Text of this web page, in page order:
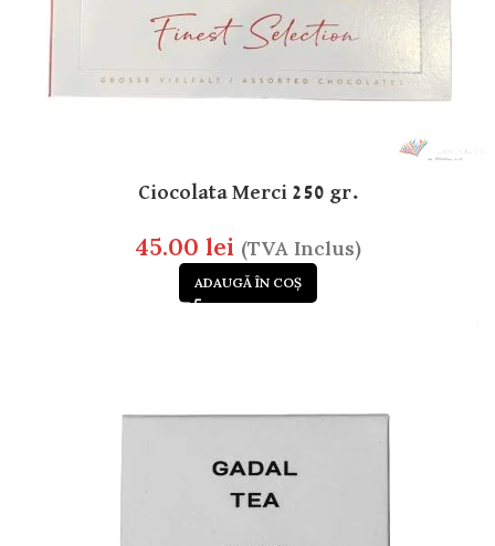
Ciocolata Merci 250 gr.
45.00 lei (TVA Inclus)
ADAUGĂ ÎN COȘ